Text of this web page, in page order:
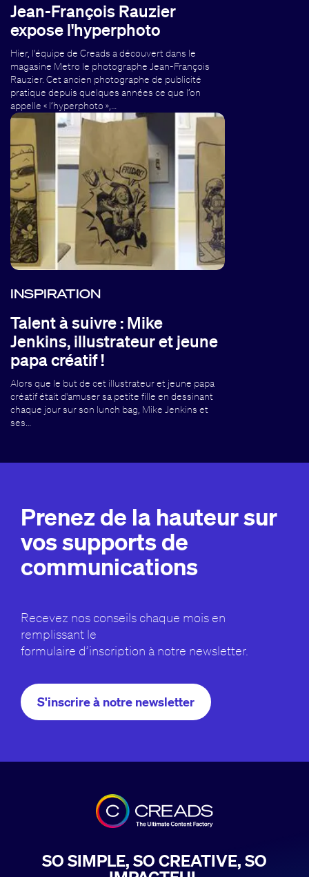
Jean-François Rauzier
expose l'hyperphoto
Hier, l'équipe de Creads a découvert dans le
magasine Metro le photographe Jean-François
Rauzier. Cet ancien photographe de publicité
pratique depuis quelques années ce que l’on
appelle « l’hyperphoto »,…
INSPIRATION
Talent à suivre : Mike
Jenkins, illustrateur et jeune
papa créatif !
Alors que le but de cet illustrateur et jeune papa
créatif était d'amuser sa petite fille en dessinant
chaque jour sur son lunch bag, Mike Jenkins et
ses…
Prenez de la hauteur sur
vos supports de
communications
Recevez nos conseils chaque mois en
remplissant le
formulaire d’inscription à notre newsletter.
S'inscrire à notre newsletter
SO SIMPLE, SO CREATIVE, SO